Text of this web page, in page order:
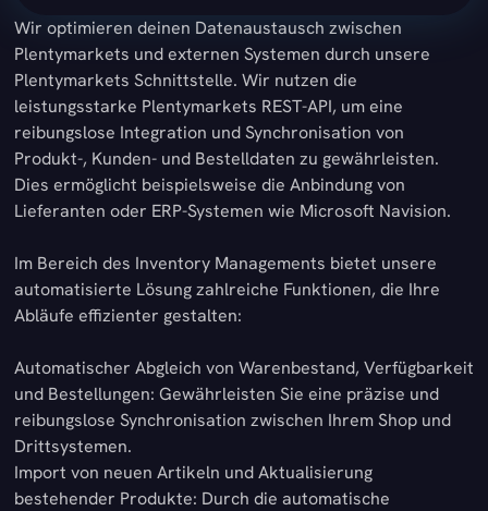
Wir optimieren deinen Datenaustausch zwischen
Plentymarkets und externen Systemen durch unsere
Plentymarkets Schnittstelle. Wir nutzen die
leistungsstarke Plentymarkets REST-API, um eine
reibungslose Integration und Synchronisation von
Produkt-, Kunden- und Bestelldaten zu gewährleisten.
Dies ermöglicht beispielsweise die Anbindung von
Lieferanten oder ERP-Systemen wie Microsoft Navision.
Im Bereich des Inventory Managements bietet unsere
automatisierte Lösung zahlreiche Funktionen, die Ihre
Abläufe effizienter gestalten:
Automatischer Abgleich von Warenbestand, Verfügbarkeit
und Bestellungen: Gewährleisten Sie eine präzise und
reibungslose Synchronisation zwischen Ihrem Shop und
Drittsystemen.
Import von neuen Artikeln und Aktualisierung
bestehender Produkte: Durch die automatische